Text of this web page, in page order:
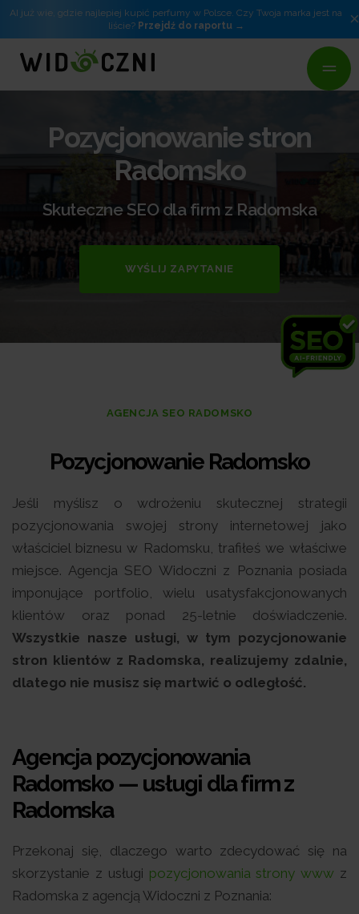
AI już wie, gdzie najlepiej kupić perfumy w Polsce. Czy Twoja marka jest na
liście? Przejdź do raportu ×
Pozycjonowanie stron
Radomsko
Skuteczne SEO dla firm z Radomska
WYŚLIJ ZAPYTANIE
AGENCJA SEO RADOMSKO
Pozycjonowanie Radomsko
Jeśli myślisz o wdrożeniu skutecznej strategii
pozycjonowania swojej strony internetowej jako
właściciel biznesu w Radomsku, trafiłeś we właściwe
miejsce. Agencja SEO Widoczni z Poznania posiada
imponujące portfolio, wielu usatysfakcjonowanych
klientów oraz ponad 25-letnie doświadczenie.
Wszystkie nasze usługi, w tym pozycjonowanie
stron klientów z Radomska, realizujemy zdalnie,
dlatego nie musisz się martwić o odległość.
Agencja pozycjonowania
Radomsko — usługi dla firm z
Radomska
Przekonaj się, dlaczego warto zdecydować się na
skorzystanie z usługi pozycjonowania strony www z
Radomska z agencją Widoczni z Poznania: